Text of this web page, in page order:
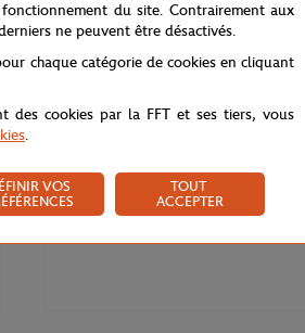
du site. Contrairement aux
ne peuvent être désactivés.
chaque catégorie de cookies en cliquant
des cookies par la FFT et ses tiers, vous
.
VOS
TOUT
ACCEPTER